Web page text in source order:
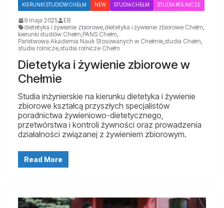
KIERUNKI STUDIÓW CHEŁM NEW STUDIA CHEŁM STUDIA ROLNICZE
9 maja 2025
EB
dietetyka i żywienie zbiorowe dietetyka i żywienie zbiorowe Chełm
kierunki studiów Chełm PANS Chełm
Państwowa Akademia Nauk Stosowanych w Chełmie studia Chełm
studia rolnicze studia rolnicze Chełm
Dietetyka i żywienie zbiorowe w
Chełmie
Studia inżynierskie na kierunku dietetyka i żywienie
zbiorowe kształcą przyszłych specjalistów
poradnictwa żywieniowo-dietetycznego,
przetwórstwa i kontroli żywności oraz prowadzenia
działalności związanej z żywieniem zbiorowym.
Read More